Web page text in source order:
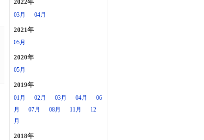
2022年
03月 04月
2021年
05月
2020年
05月
2019年
01月 02月 03月 04月
06
月
07月 08月 11月
12
月
2018年